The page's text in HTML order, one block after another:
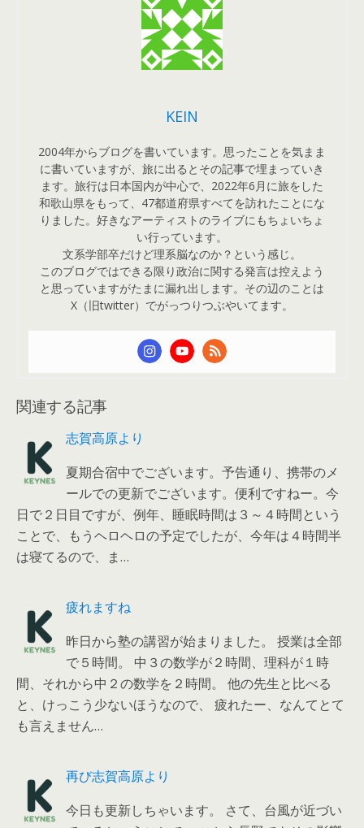
KEIN
2004年からブログを書いています。思ったことを気まま
に書いていますが、旅に出るとその記事で埋まっていき
ます。旅行は日本国内が中心で、2022年6月に旅をした
和歌山県をもって、47都道府県すべてを訪れたことにな
りました。好きなアーティストのライブにもちょいちょ
い行っています。
文系学部卒だけど理系脳なのか？という感じ。
このブログではできる限り政治に関する発言は控えよう
と思っていますがたまに漏れ出します。その辺のことは
X（旧twitter）でがっつりつぶやいてます。
関連する記事
志賀高原より
夏期合宿中でございます。予告通り、携帯のメ
ールでの更新でございます。便利ですねー。今
日で２日目ですが、例年、睡眠時間は３～４時間という
ことで、もうヘロヘロの予定でしたが、今年は４時間半
は寝てるので、ま…
疲れますね
昨日から塾の講習が始まりました。 授業は全部
で５時間。 中３の数学が２時間、理科が１時
間、それから中２の数学を２時間。 他の先生と比べる
と、けっこう少ないほうなので、 疲れたー、なんてとて
も言えません…
再び志賀高原より
今日も更新しちゃいます。 さて、台風が近づい